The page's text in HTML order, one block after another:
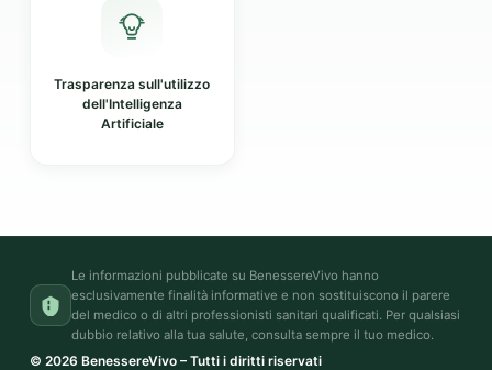
Trasparenza sull'utilizzo
dell'Intelligenza
Artificiale
Le informazioni pubblicate su BenessereVivo hanno
esclusivamente finalità informative e non sostituiscono il parere
del medico o di altri professionisti sanitari qualificati. Per qualsiasi
dubbio relativo alla tua salute, consulta sempre il tuo medico.
© 2026 BenessereVivo – Tutti i diritti riservati